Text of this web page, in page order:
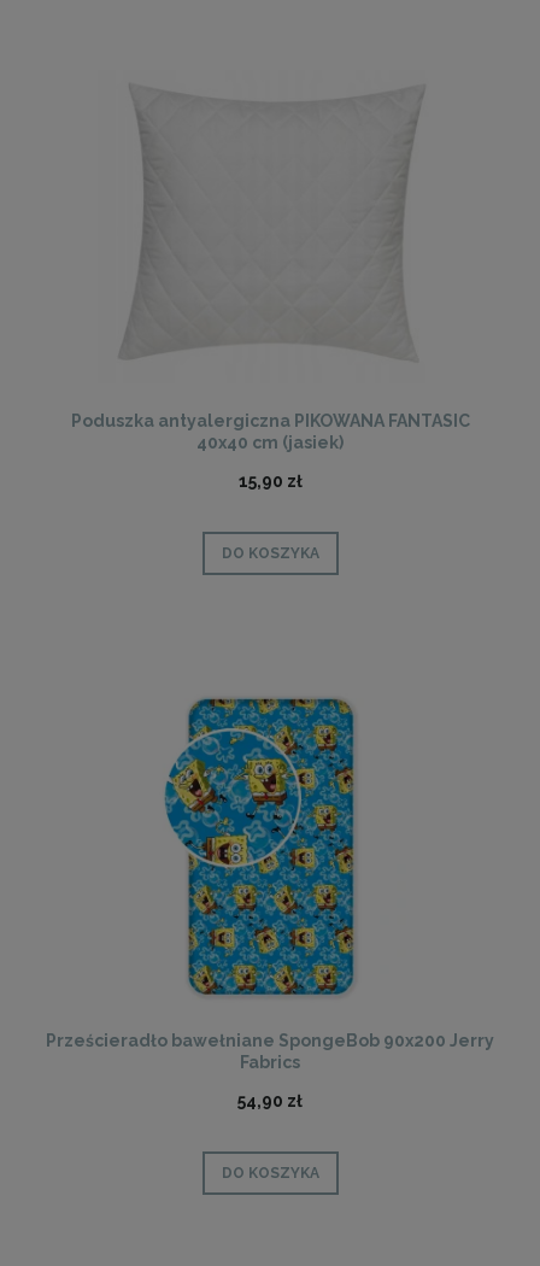
Poduszka antyalergiczna PIKOWANA FANTASIC
40x40 cm (jasiek)
15,90 zł
DO KOSZYKA
Prześcieradło bawełniane SpongeBob 90x200 Jerry
Fabrics
54,90 zł
DO KOSZYKA